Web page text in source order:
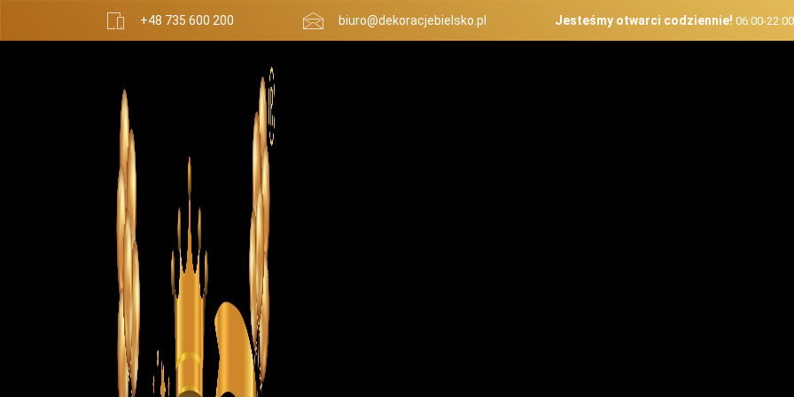
+48 735 600 200 biuro@dekoracjebielsko.pl Jesteśmy otwarci codziennie! 06:00-22:00